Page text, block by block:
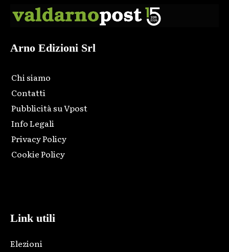
Arno Edizioni Srl
Chi siamo
Contatti
Pubblicità su Vpost
Info Legali
Privacy Policy
Cookie Policy
Link utili
Elezioni